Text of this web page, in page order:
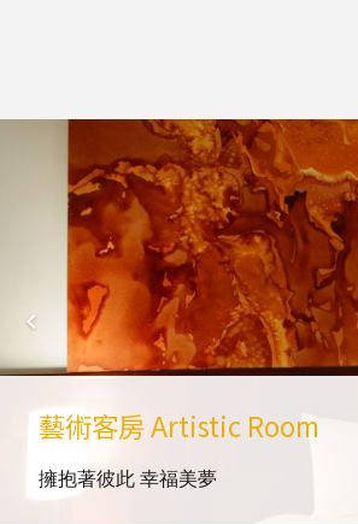
藝術客房Artistic Room
擁抱著彼此 幸福美夢